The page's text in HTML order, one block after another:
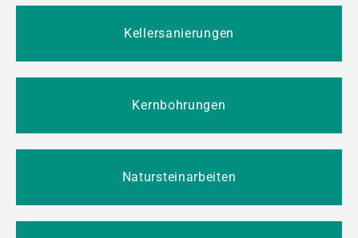
Kellersanierungen
Kernbohrungen
Natursteinarbeiten